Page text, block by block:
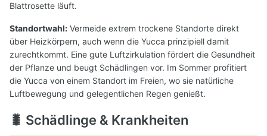
Blattrosette läuft.
Standortwahl: Vermeide extrem trockene Standorte direkt
über Heizkörpern, auch wenn die Yucca prinzipiell damit
zurechtkommt. Eine gute Luftzirkulation fördert die Gesundheit
der Pflanze und beugt Schädlingen vor. Im Sommer profitiert
die Yucca von einem Standort im Freien, wo sie natürliche
Luftbewegung und gelegentlichen Regen genießt.
🐛 Schädlinge & Krankheiten